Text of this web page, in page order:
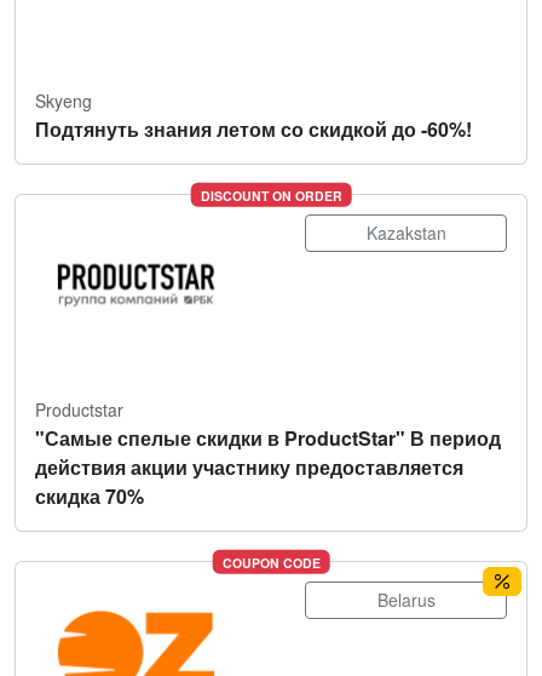
Skyeng
Подтянуть знания летом со скидкой до -60%!
DISCOUNT ON ORDER
Kazakstan
Productstar
"Самые спелые скидки в ProductStar" В период
действия акции участнику предоставляется
скидка 70%
COUPON CODE
Belarus